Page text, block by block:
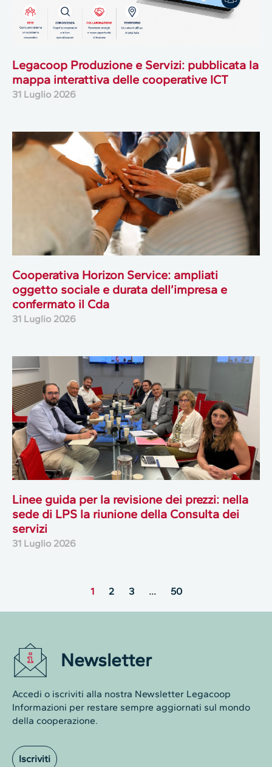
Legacoop Produzione e Servizi: pubblicata la
mappa interattiva delle cooperative ICT
31 Luglio 2026
Cooperativa Horizon Service: ampliati
oggetto sociale e durata dell’impresa e
confermato il Cda
31 Luglio 2026
Linee guida per la revisione dei prezzi: nella
sede di LPS la riunione della Consulta dei
servizi
31 Luglio 2026
1 2 3 … 50
Newsletter
Accedi o iscriviti alla nostra Newsletter Legacoop
Informazioni per restare sempre aggiornati sul mondo
della cooperazione.
Iscriviti